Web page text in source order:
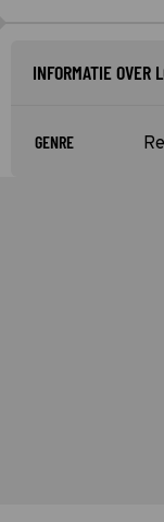
INFORMATIE OVER
GENRE